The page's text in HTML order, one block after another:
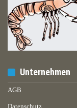
Unternehmen
AGB
Datenschutz